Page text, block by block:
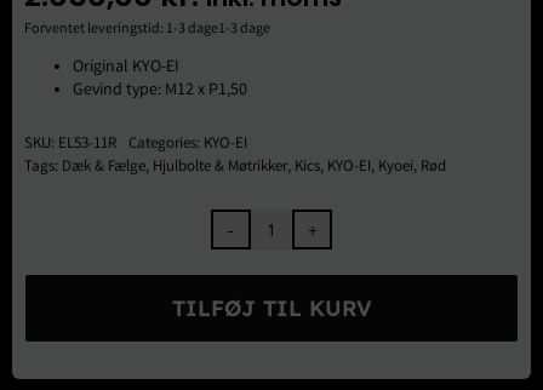
Forventet leveringstid: 1-3 dage1-3 dage
Original KYO-EI
Gevind type: M12 x P1,50
SKU: EL53-11R Categories: KYO-EI
Tags: Dæk & Fælge, Hjulbolte & Møtrikker, Kics, KYO-EI, Kyoei, Rød
KYO-
Kics
EL53
Leggura
Racing
TILFØJ TIL KURV